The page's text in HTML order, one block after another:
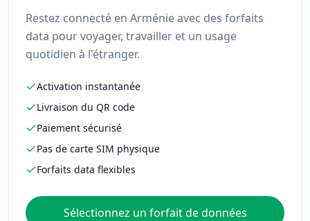
Restez connecté en Arménie avec des forfaits
data pour voyager, travailler et un usage
quotidien à l'étranger.
Activation instantanée
Livraison du QR code
Paiement sécurisé
Pas de carte SIM physique
Forfaits data flexibles
Sélectionnez un forfait de données